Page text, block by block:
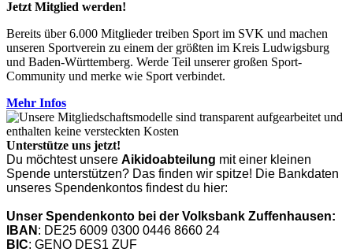
Jetzt Mitglied werden!
Bereits über 6.000 Mitglieder treiben Sport im SVK und machen
unseren Sportverein zu einem der größten im Kreis Ludwigsburg
und Baden-Württemberg. Werde Teil unserer großen Sport-
Community und merke wie Sport verbindet.
Mehr Infos
Unterstütze uns jetzt!
Du möchtest unsere Aikidoabteilung mit einer kleinen
Spende unterstützen? Das finden wir spitze! Die Bankdaten
unseres Spendenkontos findest du hier:
Unser Spendenkonto bei der Volksbank Zuffenhausen:
IBAN : DE25 6009 0300 0446 8660 24
BIC: GENO DES1 ZUF